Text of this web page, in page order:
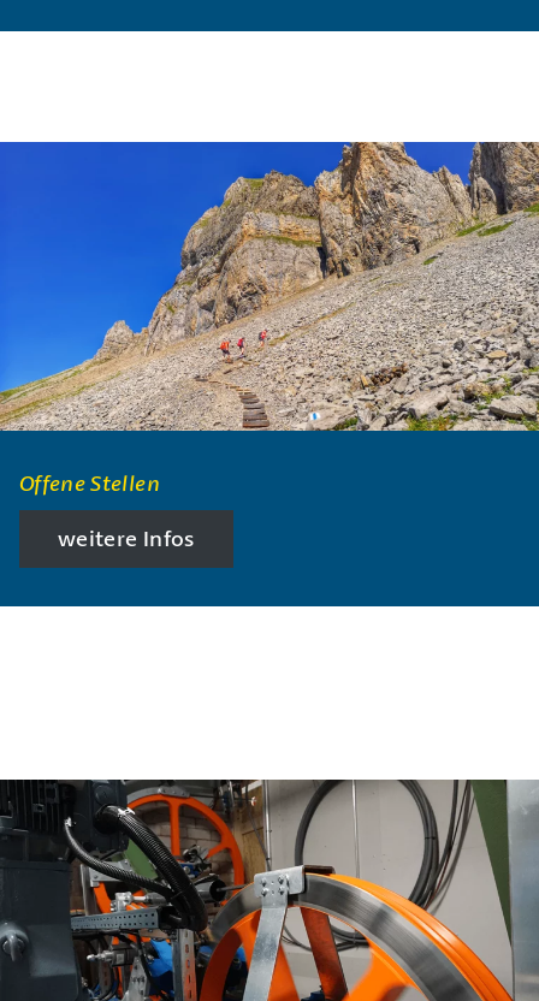
Offene Stellen
weitere Infos